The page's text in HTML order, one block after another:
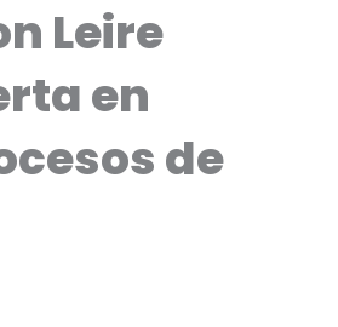
Leire
en
de